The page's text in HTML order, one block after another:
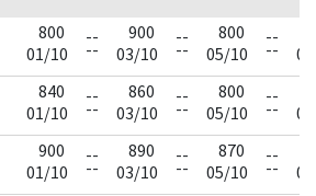
800
01/10
--
--
900
03/10
--
--
800
05/10
--
--
840
01/10
--
--
860
03/10
--
--
800
05/10
--
--
900
01/10
--
--
890
03/10
--
--
870
05/10
--
--